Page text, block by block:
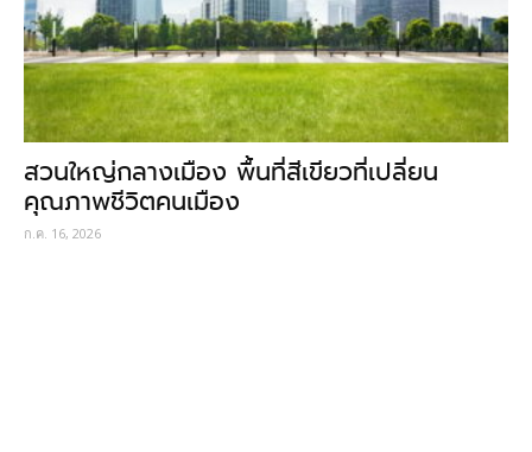
สวนใหญ่กลางเมือง พื้นที่สีเขียวที่เปลี่ยน
คุณภาพชีวิตคนเมือง
ก.ค. 16, 2026